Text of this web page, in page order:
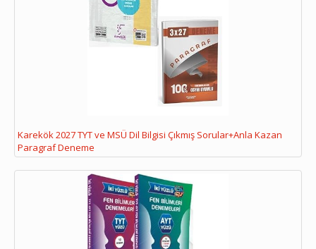
Karekök 2027 TYT ve MSÜ Dil Bilgisi Çıkmış Sorular+Anla Kazan
Paragraf Deneme